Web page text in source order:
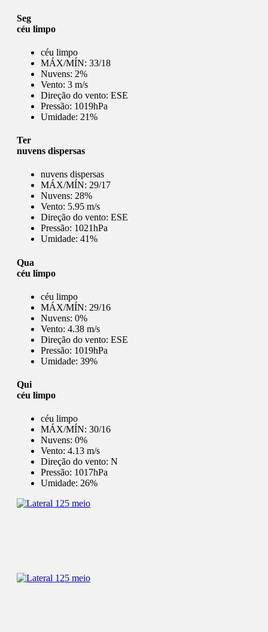
Seg
céu limpo
céu limpo
MÁX/MÍN: 33/18
Nuvens: 2%
Vento: 3 m/s
Direção do vento: ESE
Pressão: 1019hPa
Umidade: 21%
Ter
nuvens dispersas
nuvens dispersas
MÁX/MÍN: 29/17
Nuvens: 28%
Vento: 5.95 m/s
Direção do vento: ESE
Pressão: 1021hPa
Umidade: 41%
Qua
céu limpo
céu limpo
MÁX/MÍN: 29/16
Nuvens: 0%
Vento: 4.38 m/s
Direção do vento: ESE
Pressão: 1019hPa
Umidade: 39%
Qui
céu limpo
céu limpo
MÁX/MÍN: 30/16
Nuvens: 0%
Vento: 4.13 m/s
Direção do vento: N
Pressão: 1017hPa
Umidade: 26%